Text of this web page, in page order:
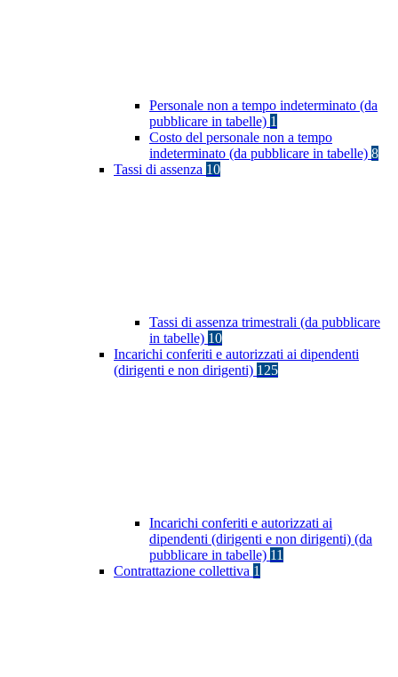
Personale non a tempo indeterminato (da
pubblicare in tabelle) 1
Costo del personale non a tempo
indeterminato (da pubblicare in tabelle) 8
Tassi di assenza 10
Tassi di assenza trimestrali (da pubblicare
in tabelle) 10
Incarichi conferiti e autorizzati ai dipendenti
(dirigenti e non dirigenti) 125
Incarichi conferiti e autorizzati ai
dipendenti (dirigenti e non dirigenti) (da
pubblicare in tabelle) 11
Contrattazione collettiva 1